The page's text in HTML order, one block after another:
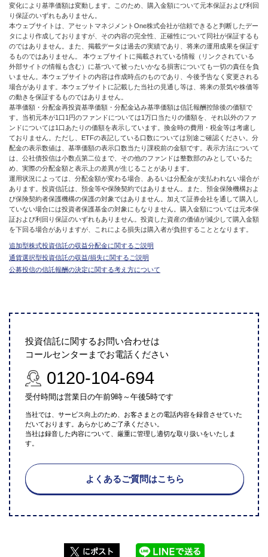
変化により基準価額は変動します。このため、購入金額について元本保証および利回
り保証のいずれもありません。
本ウェブサイトは、アセットマネジメントOne株式会社が信頼できると判断したデー
タにより作成しておりますが、その内容の完全性、正確性について同社が保証するも
のではありません。また、掲載データは過去の実績であり、将来の運用成果を保証す
るものではありません。 本ウェブサイトに掲載されている情報（リンクされている
外部サイトの情報も含む）に基づいて被ったいかなる損害についても一切の責任を負
いません。本ウェブサイトの内容は作成時点のものであり、今後予告なく変更される
場合があります。本ウェブサイトに記載した当社の見通し等は、将来の景気や株価等
の動きを保証するものではありません。
基準価額・分配金再投資基準価額・分配金込み基準価額は信託報酬控除後の価額で
す。当初元本が1口1円のファンドについては1万口当たりの価額を、それ以外のファ
ンドについては1口あたりの価額を表示しています。換金時の費用・税金等は考慮し
ておりません。ただし、ETFの表記している口数については別途ご確認ください。分
配金の表示数値は、基準価額の表示口数当たり課税前の金額です。表示方法について
は、公社債投信は小数点第二位まで、その他のファンドは整数部のみとしているた
め、実際の分配金額と表示上の差異が生じることがあります。
運用状況によっては、分配金額が変わる場合、あるいは分配金が支払われない場合が
あります。投資信託は、預金等や保険契約ではありません。また、預金保険機構およ
び保険契約者保護機構の保護の対象ではありません。加えて証券会社を通して購入し
ていない場合には投資者保護基金の対象にもなりません。購入金額については元本保
証および利回り保証のいずれもありません。投資した資産の価値が減少して購入金額
を下回る場合がありますが、これによる損失は購入者が負担することとなります。
追加型株式投資信託の収益分配金に関するご説明
通貨選択型投資信託の収益/損失に関するご説明
公募投信の信託報酬の決定に関する考え方について
投資信託に関するお問い合わせは
コールセンターまでお電話ください
0120-104-694
受付時間は営業日の午前9時～午後5時です
当社では、サービス向上のため、お客さまとの電話内容を録音させていた
だいております。あらかじめご了承ください。
当社は録音した内容について、厳重に管理し適切な取り扱いをいたしま
す。
よくあるご質問はこちら